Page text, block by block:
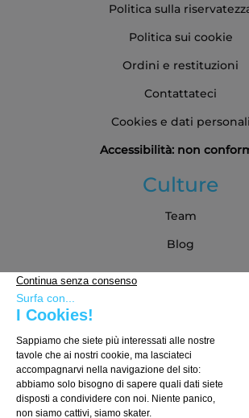
Politica sulla
Politica sui cookie
Ordini e restituzioni
Contattateci
Cookies e dati personali
Accessibilità: non
Culture
Team
Blog
Guida
Come scegliere la tua